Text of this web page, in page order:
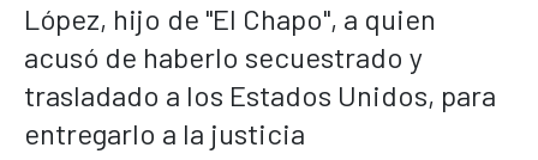
López, hijo de "El Chapo", a quien
acusó de haberlo secuestrado y
trasladado a los Estados Unidos, para
entregarlo a la justicia